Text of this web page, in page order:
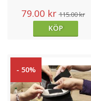
79.00 kr 115.00 kr
KÖP
- 50%